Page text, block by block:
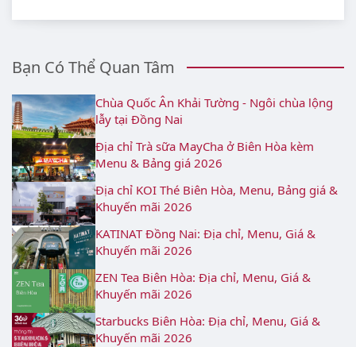
Bạn Có Thể Quan Tâm
Chùa Quốc Ân Khải Tường - Ngôi chùa lộng
lẫy tại Đồng Nai
Địa chỉ Trà sữa MayCha ở Biên Hòa kèm
Menu & Bảng giá 2026
Địa chỉ KOI Thé Biên Hòa, Menu, Bảng giá &
Khuyến mãi 2026
KATINAT Đồng Nai: Địa chỉ, Menu, Giá &
Khuyến mãi 2026
ZEN Tea Biên Hòa: Địa chỉ, Menu, Giá &
Khuyến mãi 2026
Starbucks Biên Hòa: Địa chỉ, Menu, Giá &
Khuyến mãi 2026